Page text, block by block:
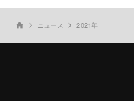
home ニュース 2021年